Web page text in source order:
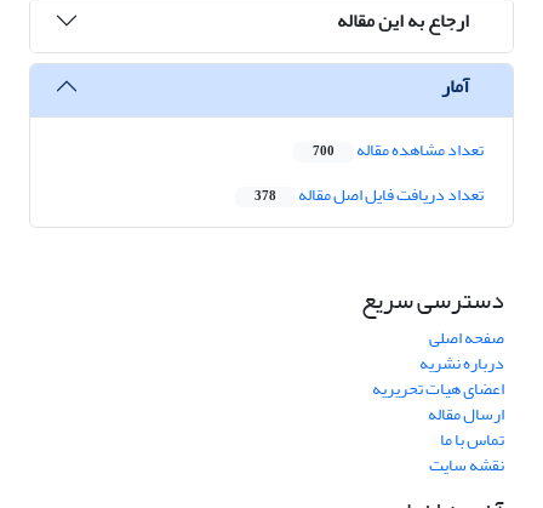
ارجاع به این مقاله
آمار
تعداد مشاهده مقاله 700
تعداد دریافت فایل اصل مقاله 378
دسترسی سریع
صفحه اصلی
درباره نشریه
اعضای هیات تحریریه
ارسال مقاله
تماس با ما
نقشه سایت